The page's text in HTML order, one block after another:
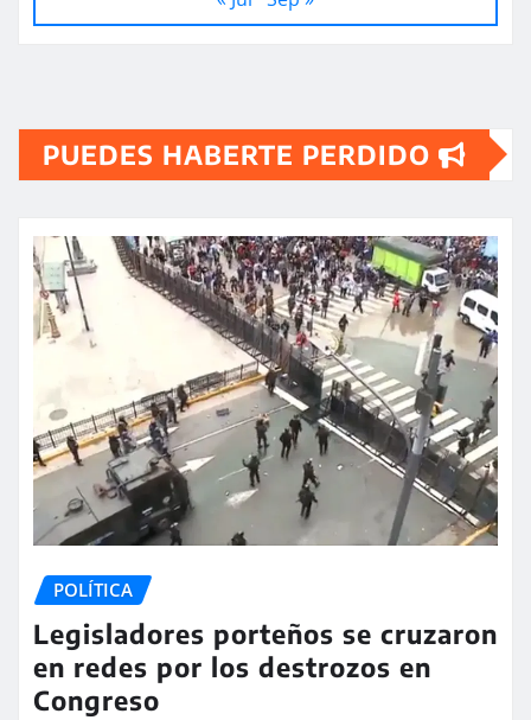
PUEDES HABERTE PERDIDO
POLÍTICA
Legisladores porteños se cruzaron
en redes por los destrozos en
Congreso